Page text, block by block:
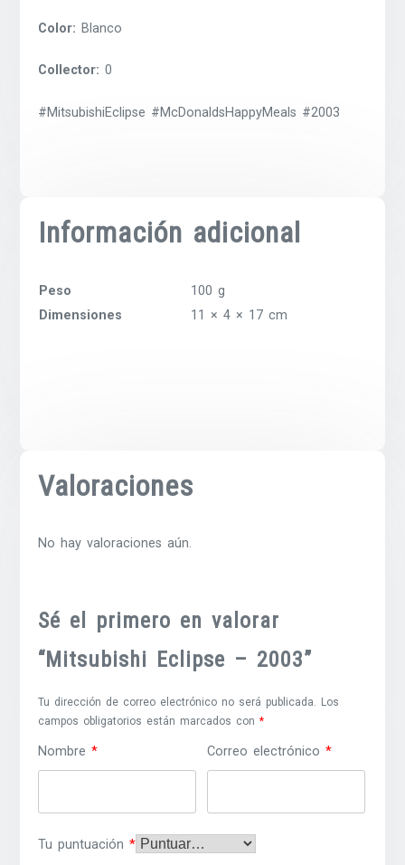
Color: Blanco
Collector: 0
#MitsubishiEclipse #McDonaldsHappyMeals #2003
Información adicional
Peso
100 g
Dimensiones
11 × 4 × 17 cm
Valoraciones
No hay valoraciones aún.
Sé el primero en valorar
“Mitsubishi Eclipse – 2003”
Tu dirección de correo electrónico no será publicada. Los
campos obligatorios están marcados con*
Nombre* Correo electrónico*
Tu puntuación*